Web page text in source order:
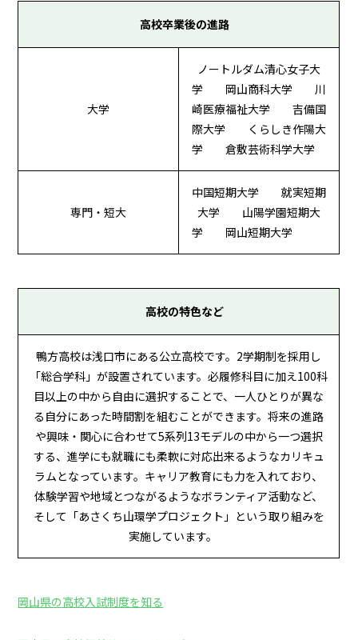
高校卒業後の進路
大学
ノートルダム清心女子大
学 岡山商科大学 川
崎医療福祉大学 吉備国
際大学 くらしき作陽大
学 倉敷芸術科学大学
専門・短大
中国短期大学 就実短期
大学 山陽学園短期大
学 岡山短期大学
高校の特色など
鴨方高校は浅口市にある公立高校です。2学期制を採用し
「総合学科」が設置されています。必履修科目に加え100科
目以上の中から自由に選択することで、一人ひとりが異な
る自分にあった時間割を組むことができます。将来の進路
や興味・関心に合わせて5系列13モデルの中から一つ選択
する、進学にも就職にも柔軟に対応出来るようなカリキュ
ラムとなっています。キャリア教育にも力を入れており、
体験学習や地域とつながるようなボランティア活動など、
そして「あさくち山環学プロジェクト」という取り組みを
実施しています。
岡山県の高校入試制度を知る